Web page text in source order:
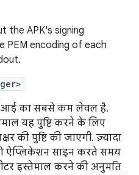
the APK's signing
PEM encoding of each
का सबसे कम लेवल है.
यह पुष्टि करने के लिए
की पुष्टि की जाएगी. ज़्यादा
ऐप्लिकेशन साइन करते समय
इस्तेमाल करने की अनुमति